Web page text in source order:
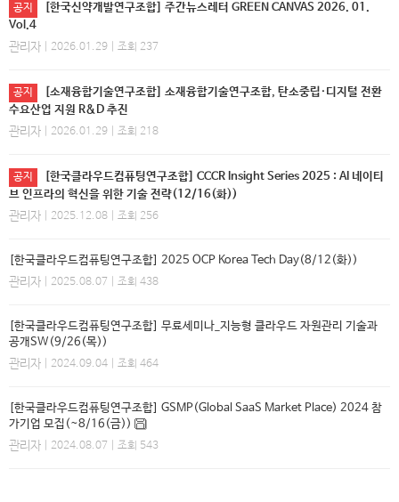
공지
[한국신약개발연구조합] 주간뉴스레터 GREEN CANVAS 2026. 01.
Vol.4
관리자 | 2026.01.29 | 조회 237
공지
[소재융합기술연구조합] 소재융합기술연구조합, 탄소중립·디지털 전환
수요산업 지원 R&D 추진
관리자 | 2026.01.29 | 조회 218
공지
[한국클라우드컴퓨팅연구조합] CCCR Insight Series 2025 : AI 네이티
브 인프라의 혁신을 위한 기술 전략(12/16(화))
관리자 | 2025.12.08 | 조회 256
[한국클라우드컴퓨팅연구조합] 2025 OCP Korea Tech Day(8/12(화))
관리자 | 2025.08.07 | 조회 438
[한국클라우드컴퓨팅연구조합] 무료세미나_지능형 클라우드 자원관리 기술과
공개SW(9/26(목))
관리자 | 2024.09.04 | 조회 464
[한국클라우드컴퓨팅연구조합] GSMP(Global SaaS Market Place) 2024 참
가기업 모집(~8/16(금))
관리자 | 2024.08.07 | 조회 543